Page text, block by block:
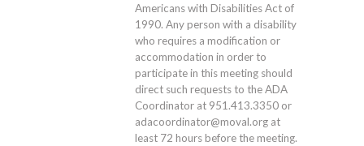
Americans with Disabilities Act of
1990. Any person with a disability
who requires a modification or
accommodation in order to
participate in this meeting should
direct such requests to the ADA
Coordinator at 951.413.3350 or
adacoordinator@moval.org at
least 72 hours before the meeting.